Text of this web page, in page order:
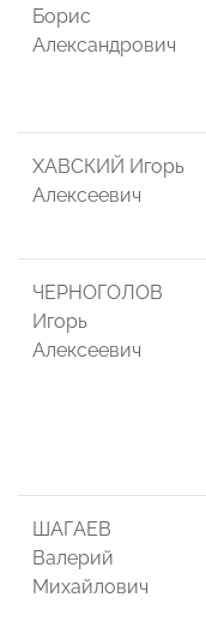
Борис
Александрович
ХАВСКИЙ Игорь
Алексеевич
ЧЕРНОГОЛОВ
Игорь
Алексеевич
ШАГАЕВ
Валерий
Михайлович